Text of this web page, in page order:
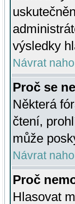
výsledky
Návrat
Proč se
Některá
čtení,
může
Návrat
Proč
Hlasovat